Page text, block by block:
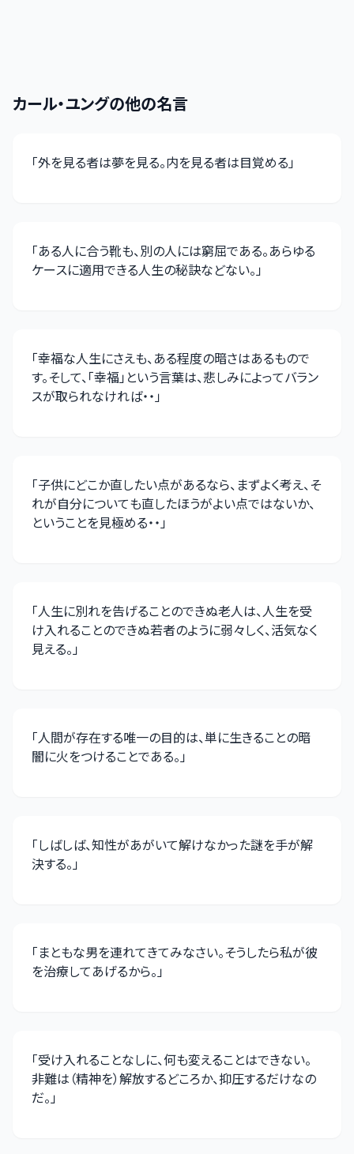
カール・ユングの他の名言
「外を見る者は夢を見る。内を見る者は目覚める」
「ある人に合う靴も、別の人には窮屈である。あらゆる
ケースに適用できる人生の秘訣などない。」
「幸福な人生にさえも、ある程度の暗さはあるもので
す。そして、「幸福」という言葉は、悲しみによってバラン
スが取られなければ・・」
「子供にどこか直したい点があるなら、まずよく考え、そ
れが自分についても直したほうがよい点ではないか、
ということを見極める・・」
「人生に別れを告げることのできぬ老人は、人生を受
け入れることのできぬ若者のように弱々しく、活気なく
見える。」
「人間が存在する唯一の目的は、単に生きることの暗
闇に火をつけることである。」
「しばしば、知性があがいて解けなかった謎を手が解
決する。」
「まともな男を連れてきてみなさい。そうしたら私が彼
を治療してあげるから。」
「受け入れることなしに、何も変えることはできない。
非難は（精神を）解放するどころか、抑圧するだけなの
だ。」